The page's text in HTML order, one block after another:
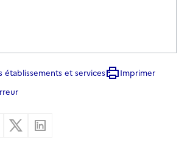
établissements et services
Imprimer
par email
Partager sur Facebook
Partager sur X